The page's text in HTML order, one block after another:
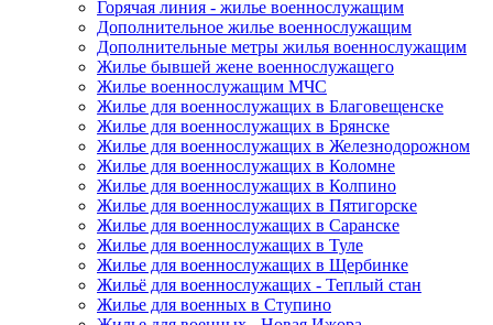
Горячая линия - жилье военнослужащим
Дополнительное жилье военнослужащим
Дополнительные метры жилья военнослужащим
Жилье бывшей жене военнослужащего
Жилье военнослужащим МЧС
Жилье для военнослужащих в Благовещенске
Жилье для военнослужащих в Брянске
Жилье для военнослужащих в Железнодорожном
Жилье для военнослужащих в Коломне
Жилье для военнослужащих в Колпино
Жилье для военнослужащих в Пятигорске
Жилье для военнослужащих в Саранске
Жилье для военнослужащих в Туле
Жилье для военнослужащих в Щербинке
Жильё для военнослужащих - Теплый стан
Жилье для военных в Ступино